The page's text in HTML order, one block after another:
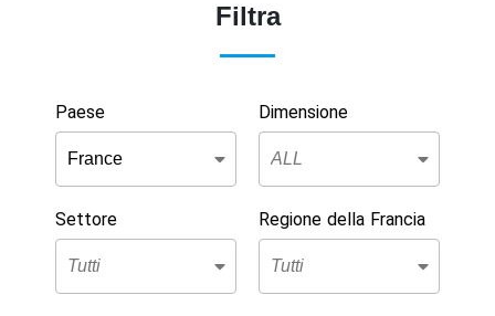
Filtra
Paese Dimensione
Settore Regione della Francia